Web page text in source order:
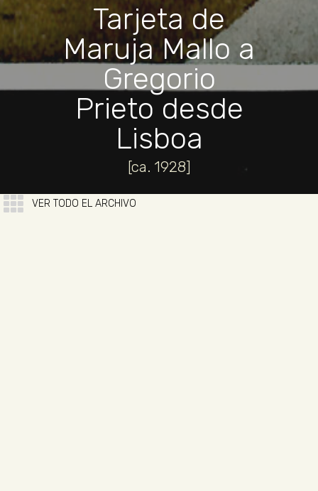
Tarjeta de
Maruja Mallo a
Gregorio
Prieto desde
Lisboa
[ca. 1928]
VER TODO EL ARCHIVO